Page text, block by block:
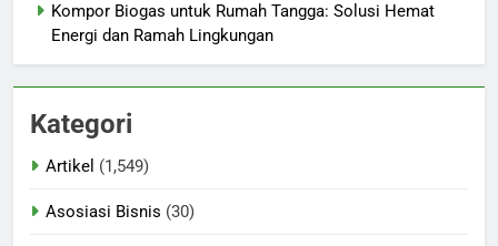
Kompor Biogas untuk Rumah Tangga: Solusi Hemat
Energi dan Ramah Lingkungan
Kategori
Artikel (1,549)
Asosiasi Bisnis (30)